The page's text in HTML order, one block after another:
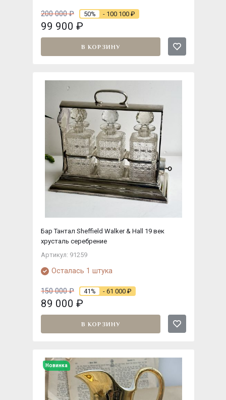
200 000₽ 50% - 100 100 ₽
99 900 ₽
В КОРЗИНУ
Бар Тантал Sheffield Walker & Hall 19 век
хрусталь серебрение
Артикул: 91259
Осталась 1 штука
150 000₽ 41% - 61 000 ₽
89 000 ₽
В КОРЗИНУ
Новинка